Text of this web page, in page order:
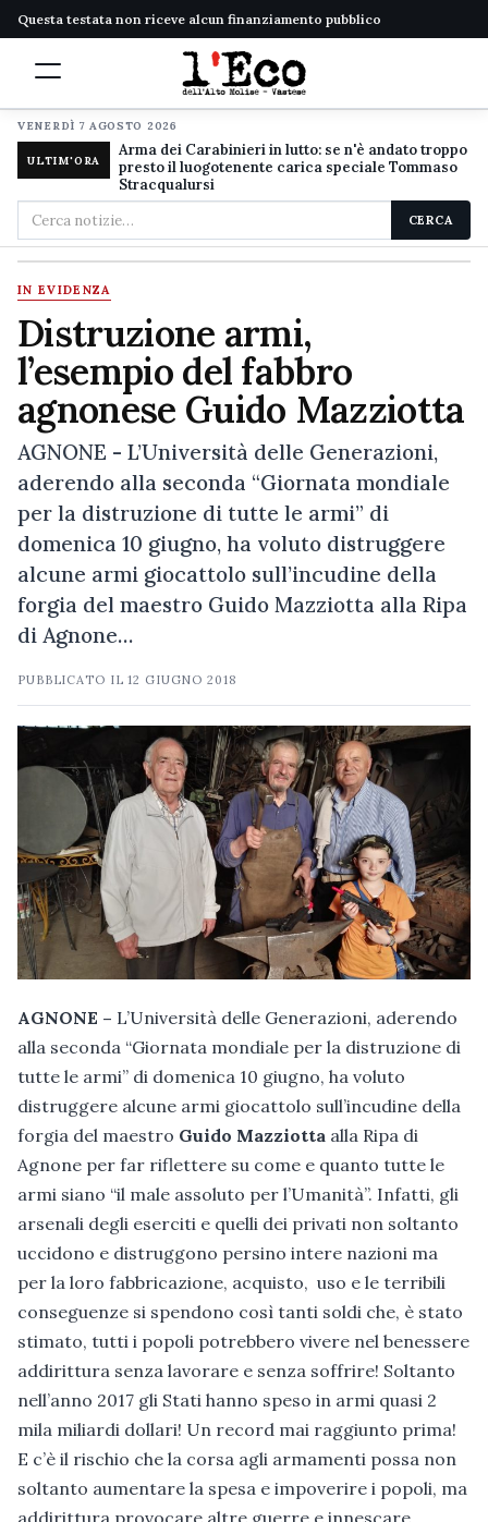
Questa testata non riceve alcun finanziamento pubblico
VENERDÌ 7 AGOSTO 2026
ULTIM'ORA
Arma dei Carabinieri in lutto: se n'è andato troppo
presto il luogotenente carica speciale Tommaso
Stracqualursi
Cerca
nel
sito
CERCA
IN EVIDENZA
Distruzione armi,
l’esempio del fabbro
agnonese Guido Mazziotta
AGNONE - L’Università delle Generazioni,
aderendo alla seconda “Giornata mondiale
per la distruzione di tutte le armi” di
domenica 10 giugno, ha voluto distruggere
alcune armi giocattolo sull’incudine della
forgia del maestro Guido Mazziotta alla Ripa
di Agnone…
PUBBLICATO IL12 GIUGNO 2018
AGNONE – L’Università delle Generazioni, aderendo
alla seconda “Giornata mondiale per la distruzione di
tutte le armi” di domenica 10 giugno, ha voluto
distruggere alcune armi giocattolo sull’incudine della
forgia del maestro Guido Mazziotta alla Ripa di
Agnone per far riflettere su come e quanto tutte le
armi siano “il male assoluto per l’Umanità”. Infatti, gli
arsenali degli eserciti e quelli dei privati non soltanto
uccidono e distruggono persino intere nazioni ma
per la loro fabbricazione, acquisto, uso e le terribili
conseguenze si spendono così tanti soldi che, è stato
stimato, tutti i popoli potrebbero vivere nel benessere
addirittura senza lavorare e senza soffrire! Soltanto
nell’anno 2017 gli Stati hanno speso in armi quasi 2
mila miliardi dollari! Un record mai raggiunto prima!
E c’è il rischio che la corsa agli armamenti possa non
soltanto aumentare la spesa e impoverire i popoli, ma